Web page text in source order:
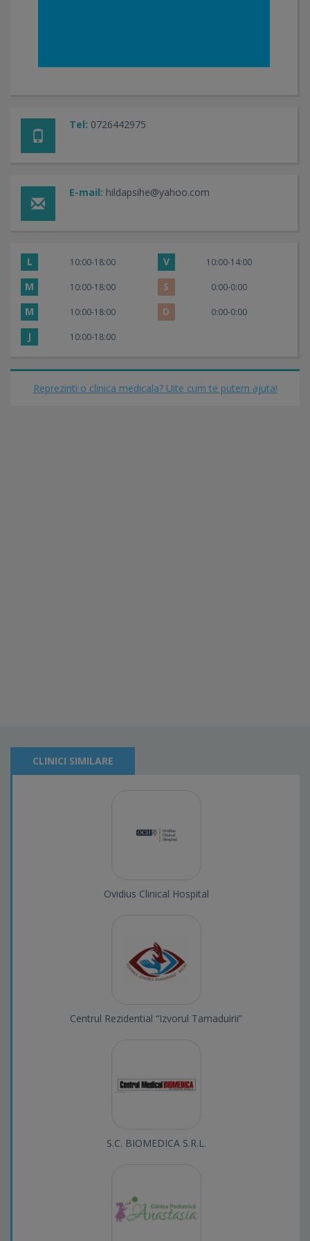
Tel: 0726442975
E-mail: hildapsihe@yahoo.com
L 10:00-18:00 V 10:00-14:00
M 10:00-18:00 S 0:00-0:00
M 10:00-18:00 D 0:00-0:00
J 10:00-18:00
Reprezinti o clinica medicala? Uite cum te putem ajuta!
CLINICI SIMILARE
Ovidius Clinical Hospital
Centrul Rezidential “Izvorul Tamaduirii”
S.C. BIOMEDICA S.R.L.